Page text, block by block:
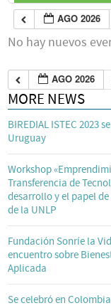
AGO 2026
No hay nuevos
AGO 2026
MORE NEWS
BIREDIAL ISTEC 2023
Uruguay
Workshop
Transferencia de
desarrollo y el papel
de la UNLP
Fundación Sonríe la
encuentro sobre
Aplicada
Se celebró en